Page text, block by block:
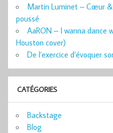
Martin Luminet – Cœur &
poussé
AaRON – I wanna dance
Houston cover)
De l’exercice d’évoquer
CATÉGORIES
Backstage
Blog